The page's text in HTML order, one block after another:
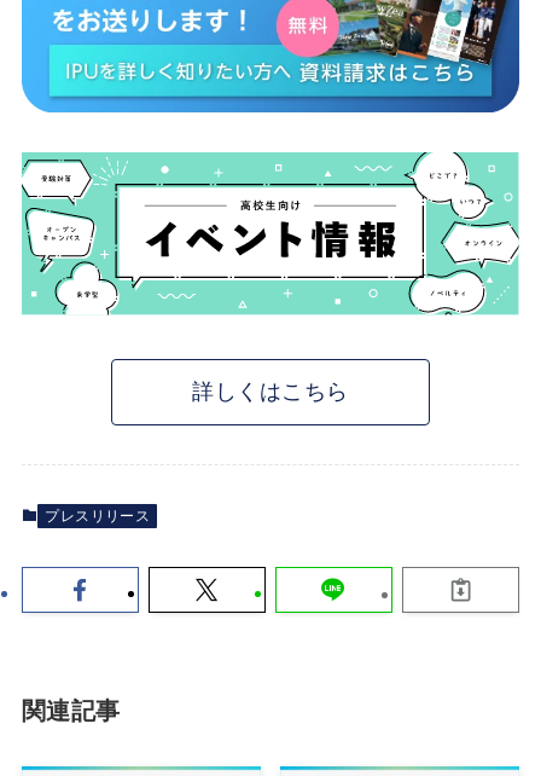
詳しくはこちら
プレスリリース
関連記事